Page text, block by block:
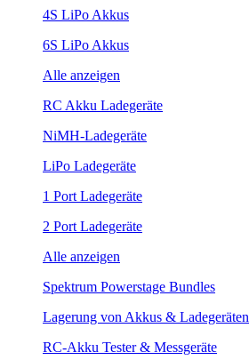
4S LiPo Akkus
6S LiPo Akkus
Alle anzeigen
RC Akku Ladegeräte
NiMH-Ladegeräte
LiPo Ladegeräte
1 Port Ladegeräte
2 Port Ladegeräte
Alle anzeigen
Spektrum Powerstage Bundles
Lagerung von Akkus & Ladegeräten
RC-Akku Tester & Messgeräte